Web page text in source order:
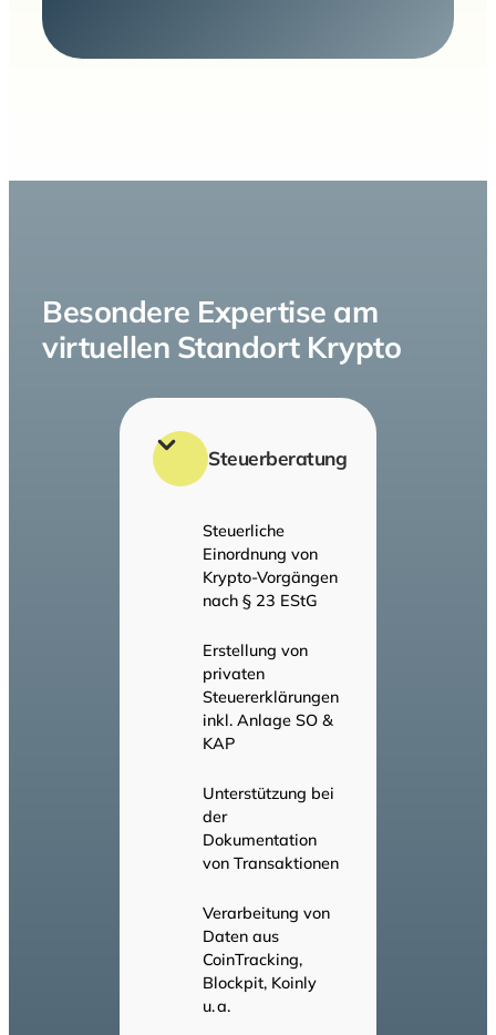
Besondere Expertise am
virtuellen Standort Krypto
Steuerberatung
Steuerliche
Einordnung von
Krypto-Vorgängen
nach § 23 EStG
Erstellung von
privaten
Steuererklärungen
inkl. Anlage SO &
KAP
Unterstützung bei
der
Dokumentation
von Transaktionen
Verarbeitung von
Daten aus
CoinTracking,
Blockpit, Koinly
u. a.